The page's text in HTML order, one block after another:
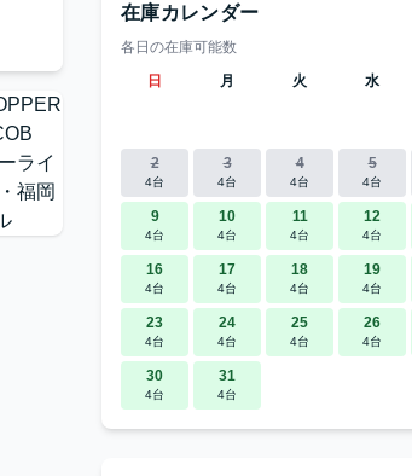
在庫カレンダー
各日の在庫可能数
日
月 火 水
2
4台
3
4台
4
4台
5
4台
9
4台
10
4台
11
4台
12
4台
16
4台
17
4台
18
4台
19
4台
23
4台
24
4台
25
4台
26
4台
30
4台
31
4台